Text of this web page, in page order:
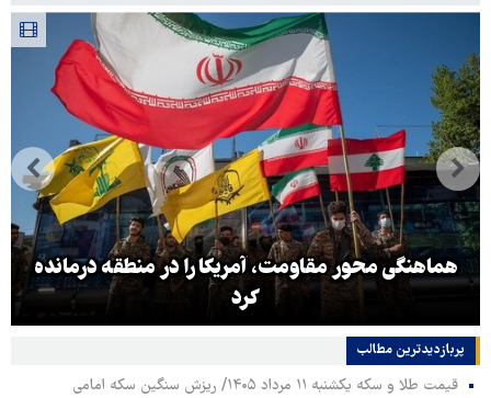
هماهنگی محور مقاومت، آمریکا را در منطقه درمانده
کرد
پربازدیدترین‌ مطالب
قیمت طلا و سکه یکشنبه ۱۱ مرداد ۱۴۰۵/ ریزش سنگین سکه امامی